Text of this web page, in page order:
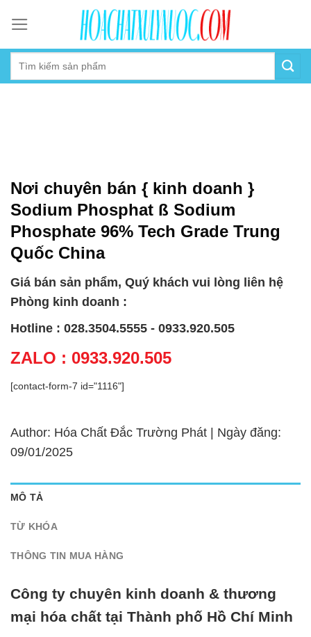
content
Nơi chuyên bán { kinh doanh }
Sodium Phosphat ß Sodium
Phosphate 96% Tech Grade Trung
Quốc China
Giá bán sản phẩm, Quý khách vui lòng liên hệ
Phòng kinh doanh :
Hotline : 028.3504.5555 - 0933.920.505
ZALO : 0933.920.505
[contact-form-7 id="1116"]
Author: Hóa Chất Đắc Trường Phát | Ngày đăng:
09/01/2025
MÔ TẢ
TỪ KHÓA
THÔNG TIN MUA HÀNG
Công ty chuyên kinh doanh & thương
mại hóa chất tại Thành phố Hồ Chí Minh